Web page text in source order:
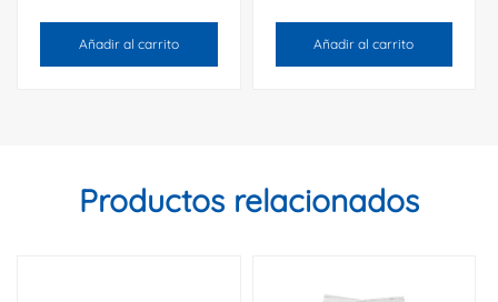
Añadir al carrito Añadir al carrito
Productos relacionados